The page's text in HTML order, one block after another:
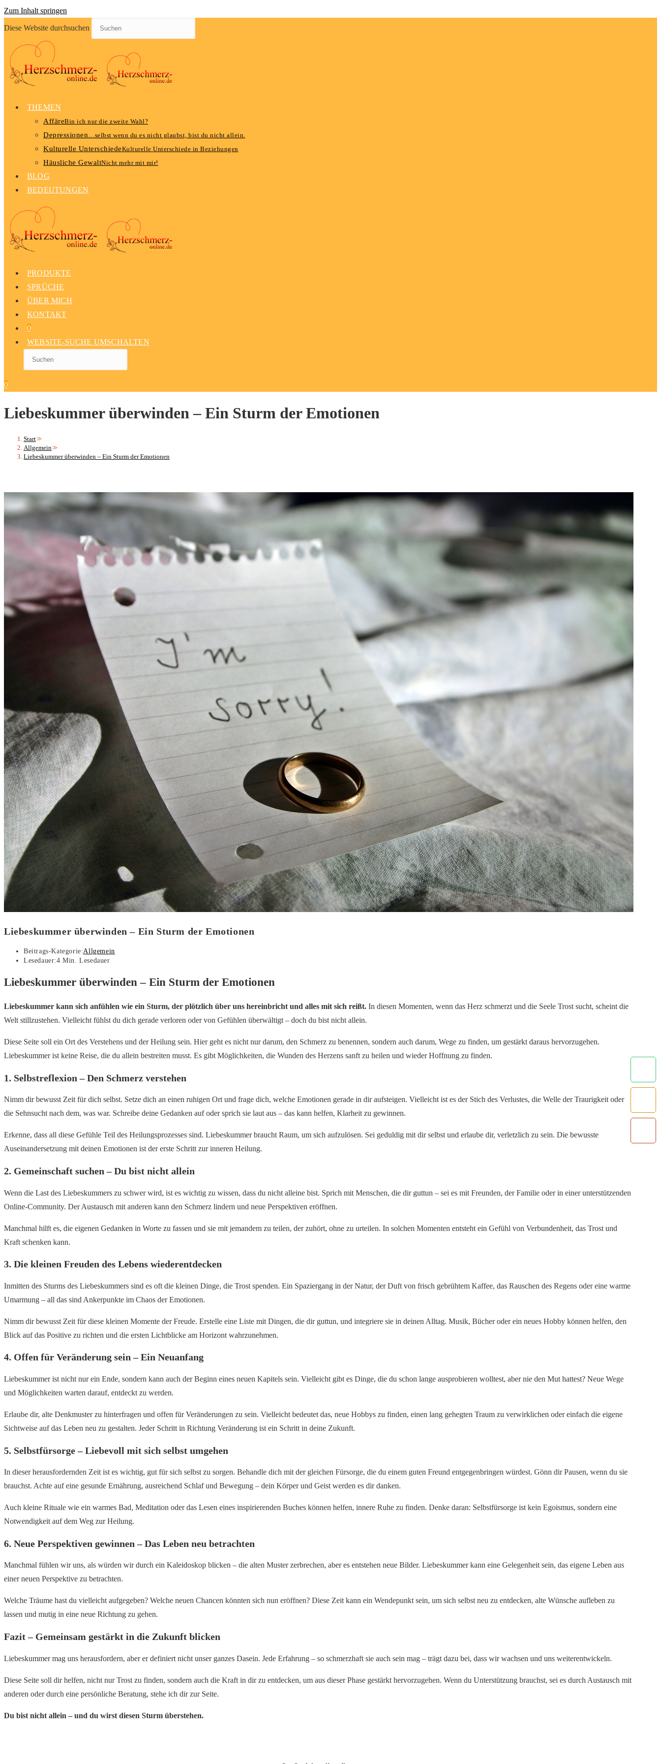
Zum Inhalt springen
Diese Website durchsuchen
THEMEN
AffäreBin ich nur die zweite Wahl?
Depressionen…selbst wenn du es nicht glaubst, bist du nicht allein.
Kulturelle UnterschiedeKulturelle Unterschiede in Beziehungen
Häusliche GewaltNicht mehr mit mir!
BLOG
BEDEUTUNGEN
PRODUKTE
SPRÜCHE
ÜBER MICH
KONTAKT
0
WEBSITE-SUCHE UMSCHALTEN
0
Liebeskummer überwinden – Ein Sturm der Emotionen
Start>>
Allgemein>>
Liebeskummer überwinden – Ein Sturm der Emotionen
Liebeskummer überwinden – Ein Sturm der Emotionen
Beitrags-Kategorie:Allgemein
Lesedauer:4 Min. Lesedauer
Liebeskummer überwinden – Ein Sturm der Emotionen
Liebeskummer kann sich anfühlen wie ein Sturm, der plötzlich über uns hereinbricht und alles mit sich reißt. In diesen Momenten, wenn das Herz schmerzt und die Seele Trost sucht, scheint die
Welt stillzustehen. Vielleicht fühlst du dich gerade verloren oder von Gefühlen überwältigt – doch du bist nicht allein.
Diese Seite soll ein Ort des Verstehens und der Heilung sein. Hier geht es nicht nur darum, den Schmerz zu benennen, sondern auch darum, Wege zu finden, um gestärkt daraus hervorzugehen.
Liebeskummer ist keine Reise, die du allein bestreiten musst. Es gibt Möglichkeiten, die Wunden des Herzens sanft zu heilen und wieder Hoffnung zu finden.
1. Selbstreflexion – Den Schmerz verstehen
Nimm dir bewusst Zeit für dich selbst. Setze dich an einen ruhigen Ort und frage dich, welche Emotionen gerade in dir aufsteigen. Vielleicht ist es der Stich des Verlustes, die Welle der Traurigkeit oder
die Sehnsucht nach dem, was war. Schreibe deine Gedanken auf oder sprich sie laut aus – das kann helfen, Klarheit zu gewinnen.
Erkenne, dass all diese Gefühle Teil des Heilungsprozesses sind. Liebeskummer braucht Raum, um sich aufzulösen. Sei geduldig mit dir selbst und erlaube dir, verletzlich zu sein. Die bewusste
Auseinandersetzung mit deinen Emotionen ist der erste Schritt zur inneren Heilung.
2. Gemeinschaft suchen – Du bist nicht allein
Wenn die Last des Liebeskummers zu schwer wird, ist es wichtig zu wissen, dass du nicht alleine bist. Sprich mit Menschen, die dir guttun – sei es mit Freunden, der Familie oder in einer unterstützenden
Online-Community. Der Austausch mit anderen kann den Schmerz lindern und neue Perspektiven eröffnen.
Manchmal hilft es, die eigenen Gedanken in Worte zu fassen und sie mit jemandem zu teilen, der zuhört, ohne zu urteilen. In solchen Momenten entsteht ein Gefühl von Verbundenheit, das Trost und
Kraft schenken kann.
3. Die kleinen Freuden des Lebens wiederentdecken
Inmitten des Sturms des Liebeskummers sind es oft die kleinen Dinge, die Trost spenden. Ein Spaziergang in der Natur, der Duft von frisch gebrühtem Kaffee, das Rauschen des Regens oder eine warme
Umarmung – all das sind Ankerpunkte im Chaos der Emotionen.
Nimm dir bewusst Zeit für diese kleinen Momente der Freude. Erstelle eine Liste mit Dingen, die dir guttun, und integriere sie in deinen Alltag. Musik, Bücher oder ein neues Hobby können helfen, den
Blick auf das Positive zu richten und die ersten Lichtblicke am Horizont wahrzunehmen.
4. Offen für Veränderung sein – Ein Neuanfang
Liebeskummer ist nicht nur ein Ende, sondern kann auch der Beginn eines neuen Kapitels sein. Vielleicht gibt es Dinge, die du schon lange ausprobieren wolltest, aber nie den Mut hattest? Neue Wege
und Möglichkeiten warten darauf, entdeckt zu werden.
Erlaube dir, alte Denkmuster zu hinterfragen und offen für Veränderungen zu sein. Vielleicht bedeutet das, neue Hobbys zu finden, einen lang gehegten Traum zu verwirklichen oder einfach die eigene
Sichtweise auf das Leben neu zu gestalten. Jeder Schritt in Richtung Veränderung ist ein Schritt in deine Zukunft.
5. Selbstfürsorge – Liebevoll mit sich selbst umgehen
In dieser herausfordernden Zeit ist es wichtig, gut für sich selbst zu sorgen. Behandle dich mit der gleichen Fürsorge, die du einem guten Freund entgegenbringen würdest. Gönn dir Pausen, wenn du sie
brauchst. Achte auf eine gesunde Ernährung, ausreichend Schlaf und Bewegung – dein Körper und Geist werden es dir danken.
Auch kleine Rituale wie ein warmes Bad, Meditation oder das Lesen eines inspirierenden Buches können helfen, innere Ruhe zu finden. Denke daran: Selbstfürsorge ist kein Egoismus, sondern eine
Notwendigkeit auf dem Weg zur Heilung.
6. Neue Perspektiven gewinnen – Das Leben neu betrachten
Manchmal fühlen wir uns, als würden wir durch ein Kaleidoskop blicken – die alten Muster zerbrechen, aber es entstehen neue Bilder. Liebeskummer kann eine Gelegenheit sein, das eigene Leben aus
einer neuen Perspektive zu betrachten.
Welche Träume hast du vielleicht aufgegeben? Welche neuen Chancen könnten sich nun eröffnen? Diese Zeit kann ein Wendepunkt sein, um sich selbst neu zu entdecken, alte Wünsche aufleben zu
lassen und mutig in eine neue Richtung zu gehen.
Fazit – Gemeinsam gestärkt in die Zukunft blicken
Liebeskummer mag uns herausfordern, aber er definiert nicht unser ganzes Dasein. Jede Erfahrung – so schmerzhaft sie auch sein mag – trägt dazu bei, dass wir wachsen und uns weiterentwickeln.
Diese Seite soll dir helfen, nicht nur Trost zu finden, sondern auch die Kraft in dir zu entdecken, um aus dieser Phase gestärkt hervorzugehen. Wenn du Unterstützung brauchst, sei es durch Austausch mit
anderen oder durch eine persönliche Beratung, stehe ich dir zur Seite.
Du bist nicht allein – und du wirst diesen Sturm überstehen.